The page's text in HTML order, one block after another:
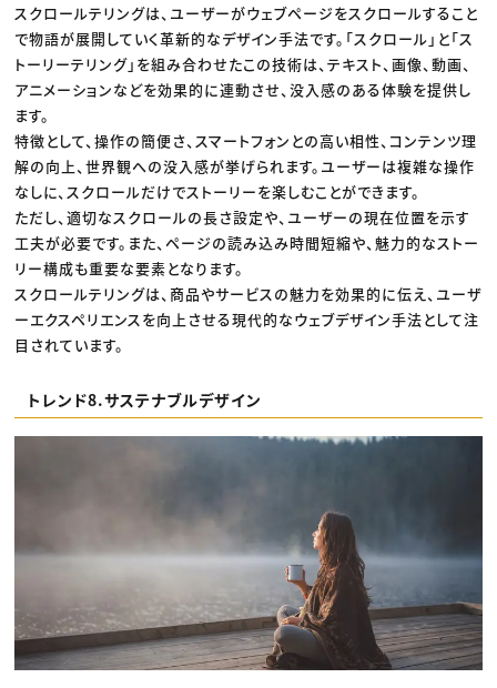
スクロールテリングは、ユーザーがウェブページをスクロールすること
で物語が展開していく革新的なデザイン手法です。「スクロール」と「ス
トーリーテリング」を組み合わせたこの技術は、テキスト、画像、動画、
アニメーションなどを効果的に連動させ、没入感のある体験を提供し
ます。
特徴として、操作の簡便さ、スマートフォンとの高い相性、コンテンツ理
解の向上、世界観への没入感が挙げられます。ユーザーは複雑な操作
なしに、スクロールだけでストーリーを楽しむことができます。
ただし、適切なスクロールの長さ設定や、ユーザーの現在位置を示す
工夫が必要です。また、ページの読み込み時間短縮や、魅力的なストー
リー構成も重要な要素となります。
スクロールテリングは、商品やサービスの魅力を効果的に伝え、ユーザ
ーエクスペリエンスを向上させる現代的なウェブデザイン手法として注
目されています。
トレンド8.サステナブルデザイン